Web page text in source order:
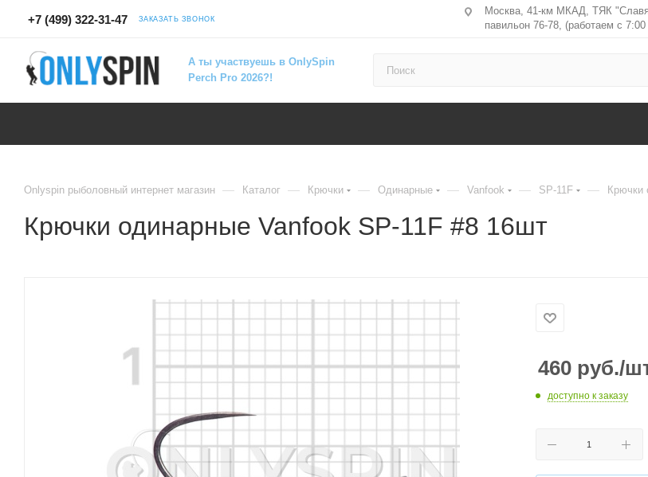
+7 (499) 322-31-47 ЗАКАЗАТЬ ЗВОНОК
Москва, 41-км МКАД, ТЯК
павильон 76-78, (работаем с
А ты участвуешь в OnlySpin
Perch Pro 2026?!
Onlyspin рыболовный интернет магазин — Каталог — Крючки — Одинарные — Vanfook — SP-11F — Крючки
Крючки одинарные Vanfook SP-11F #8 16шт
460 руб./
доступно к заказу